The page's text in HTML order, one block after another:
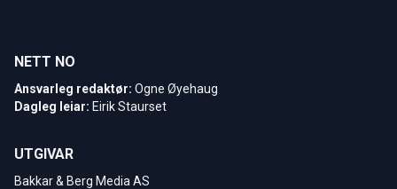
NETT NO
Ansvarleg redaktør: Ogne Øyehaug
Dagleg leiar: Eirik Staurset
UTGIVAR
Bakkar & Berg Media AS